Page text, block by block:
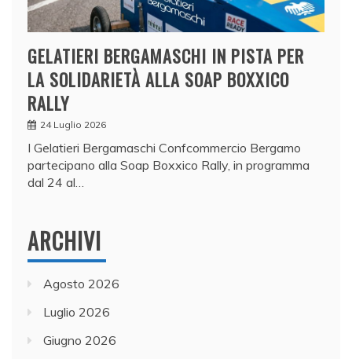
GELATIERI BERGAMASCHI IN PISTA PER
LA SOLIDARIETÀ ALLA SOAP BOXXICO
RALLY
24 Luglio 2026
I Gelatieri Bergamaschi Confcommercio Bergamo
partecipano alla Soap Boxxico Rally, in programma
dal 24 al…
ARCHIVI
Agosto 2026
Luglio 2026
Giugno 2026